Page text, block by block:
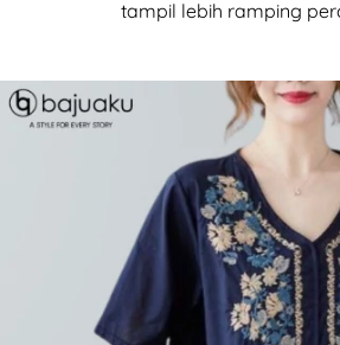
tampil lebih ramping